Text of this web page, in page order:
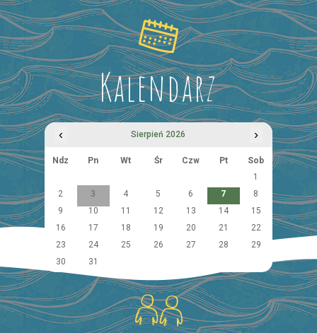
Kalendarz
‹ Sierpień 2026 ›
Ndz Pn Wt Śr Czw Pt
Sob
1
2
3 4 5 6 7
8
9
10 11 12 13 14
15
16
17 18 19 20 21
22
23
24 25 26 27 28
29
30
31